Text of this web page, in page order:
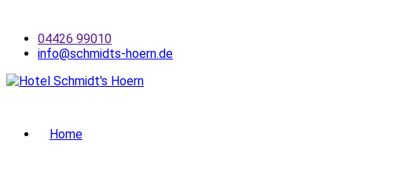
content04426 99010
info@schmidts-hoern.de
Home